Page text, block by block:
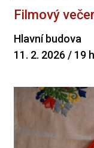
Filmový
Hlavní budova
11. 2. 2026 / 19